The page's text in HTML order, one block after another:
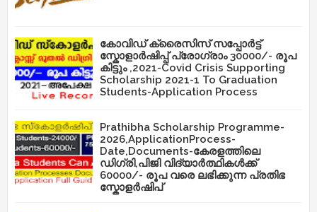
കോവിഡ് ക്രൈസിസ് സപ്പോർട്ട്
സ്കോളാർഷിപ്പ് പ്രോഗ്രാം 30000/- രൂപ
കിട്ടും ,2021-Covid Crisis Supporting
Scholarship 2021-1 To Graduation
Students-Application Process
Prathibha Scholarship Programme-
2026,ApplicationProcess-
Date,Documents-കേരളത്തിലെ
ഡിഗ്രി,പിജി വിദ്യാർത്ഥികൾക്ക്
60000/- രൂപ വരെ ലഭിക്കുന്ന പ്രതിഭ
സ്കോളർഷിപ്